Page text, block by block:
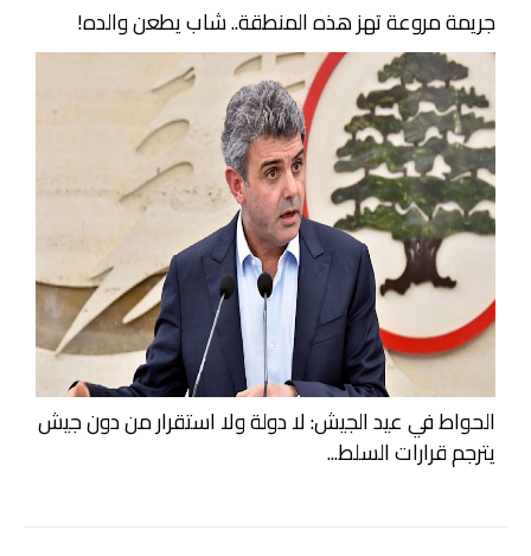
جريمة مروعة تهز هذه المنطقة.. شاب يطعن والده!
الحواط في عيد الجيش: لا دولة ولا استقرار من دون جيش
يترجم قرارات السلط...